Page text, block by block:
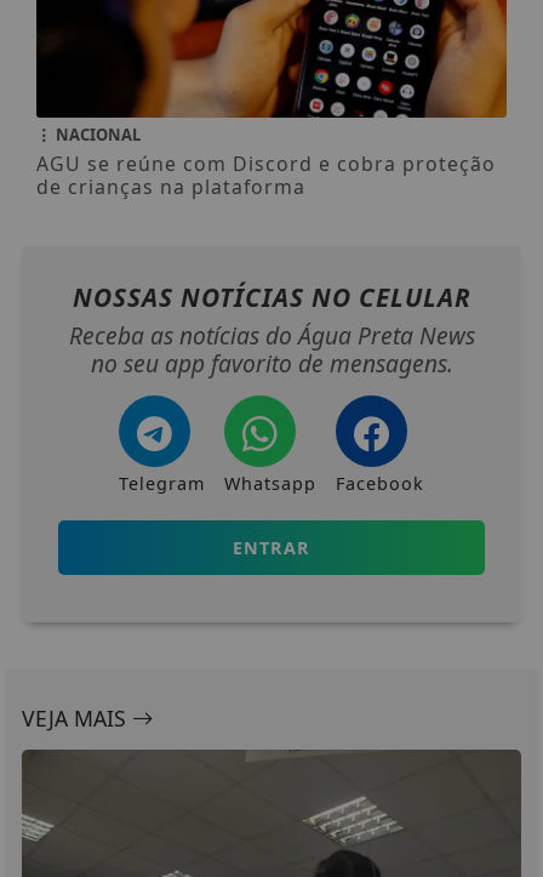
NACIONAL
AGU se reúne com Discord e cobra proteção
de crianças na plataforma
NOSSAS NOTÍCIAS NO CELULAR
Receba as notícias do Água Preta News
no seu app favorito de mensagens.
Telegram Whatsapp Facebook
ENTRAR
VEJA MAIS